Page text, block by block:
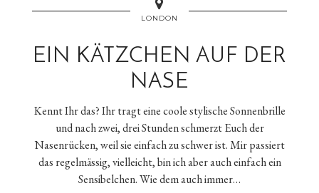
LONDON
EIN KÄTZCHEN AUF DER
NASE
Kennt Ihr das? Ihr tragt eine coole stylische Sonnenbrille
und nach zwei, drei Stunden schmerzt Euch der
Nasenrücken, weil sie einfach zu schwer ist. Mir passiert
das regelmässig, vielleicht, bin ich aber auch einfach ein
Sensibelchen. Wie dem auch immer…